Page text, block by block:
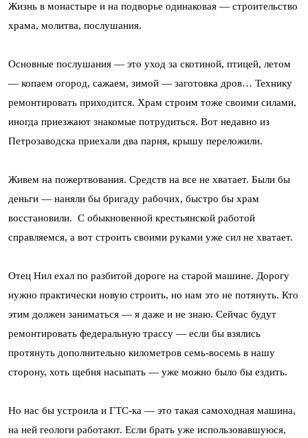
Жизнь в монастыре и на подворье одинаковая — строительство
храма, молитва, послушания.
Основные послушания — это уход за скотиной, птицей, летом
— копаем огород, сажаем, зимой — заготовка дров… Технику
ремонтировать приходится. Храм строим тоже своими силами,
иногда приезжают знакомые потрудиться. Вот недавно из
Петрозаводска приехали два парня, крышу переложили.
Живем на пожертвования. Средств на все не хватает. Были бы
деньги — наняли бы бригаду рабочих, быстро бы храм
восстановили. С обыкновенной крестьянской работой
справляемся, а вот строить своими руками уже сил не хватает.
Отец Нил ехал по разбитой дороге на старой машине. Дорогу
нужно практически новую строить, но нам это не потянуть. Кто
этим должен заниматься — я даже и не знаю. Сейчас будут
ремонтировать федеральную трассу — если бы взялись
протянуть дополнительно километров семь-восемь в нашу
сторону, хоть щебня насыпать — уже можно было бы ездить.
Но нас бы устроила и ГТС-ка — это такая самоходная машина,
на ней геологи работают. Если брать уже использовавшуюся,